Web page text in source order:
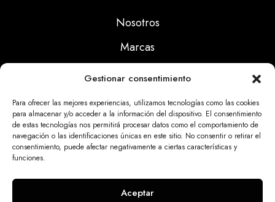
Gestionar consentimiento
Para ofrecer las mejores experiencias, utilizamos tecnologías como las cookies
para almacenar y/o acceder a la información del dispositivo. El consentimiento
de estas tecnologías nos permitirá procesar datos como el comportamiento de
navegación o las identificaciones únicas en este sitio. No consentir o retirar el
consentimiento, puede afectar negativamente a ciertas características y
funciones.
Aceptar
Nosotros
Marcas
Noticias
Aviso Legal
Politicas Cookies